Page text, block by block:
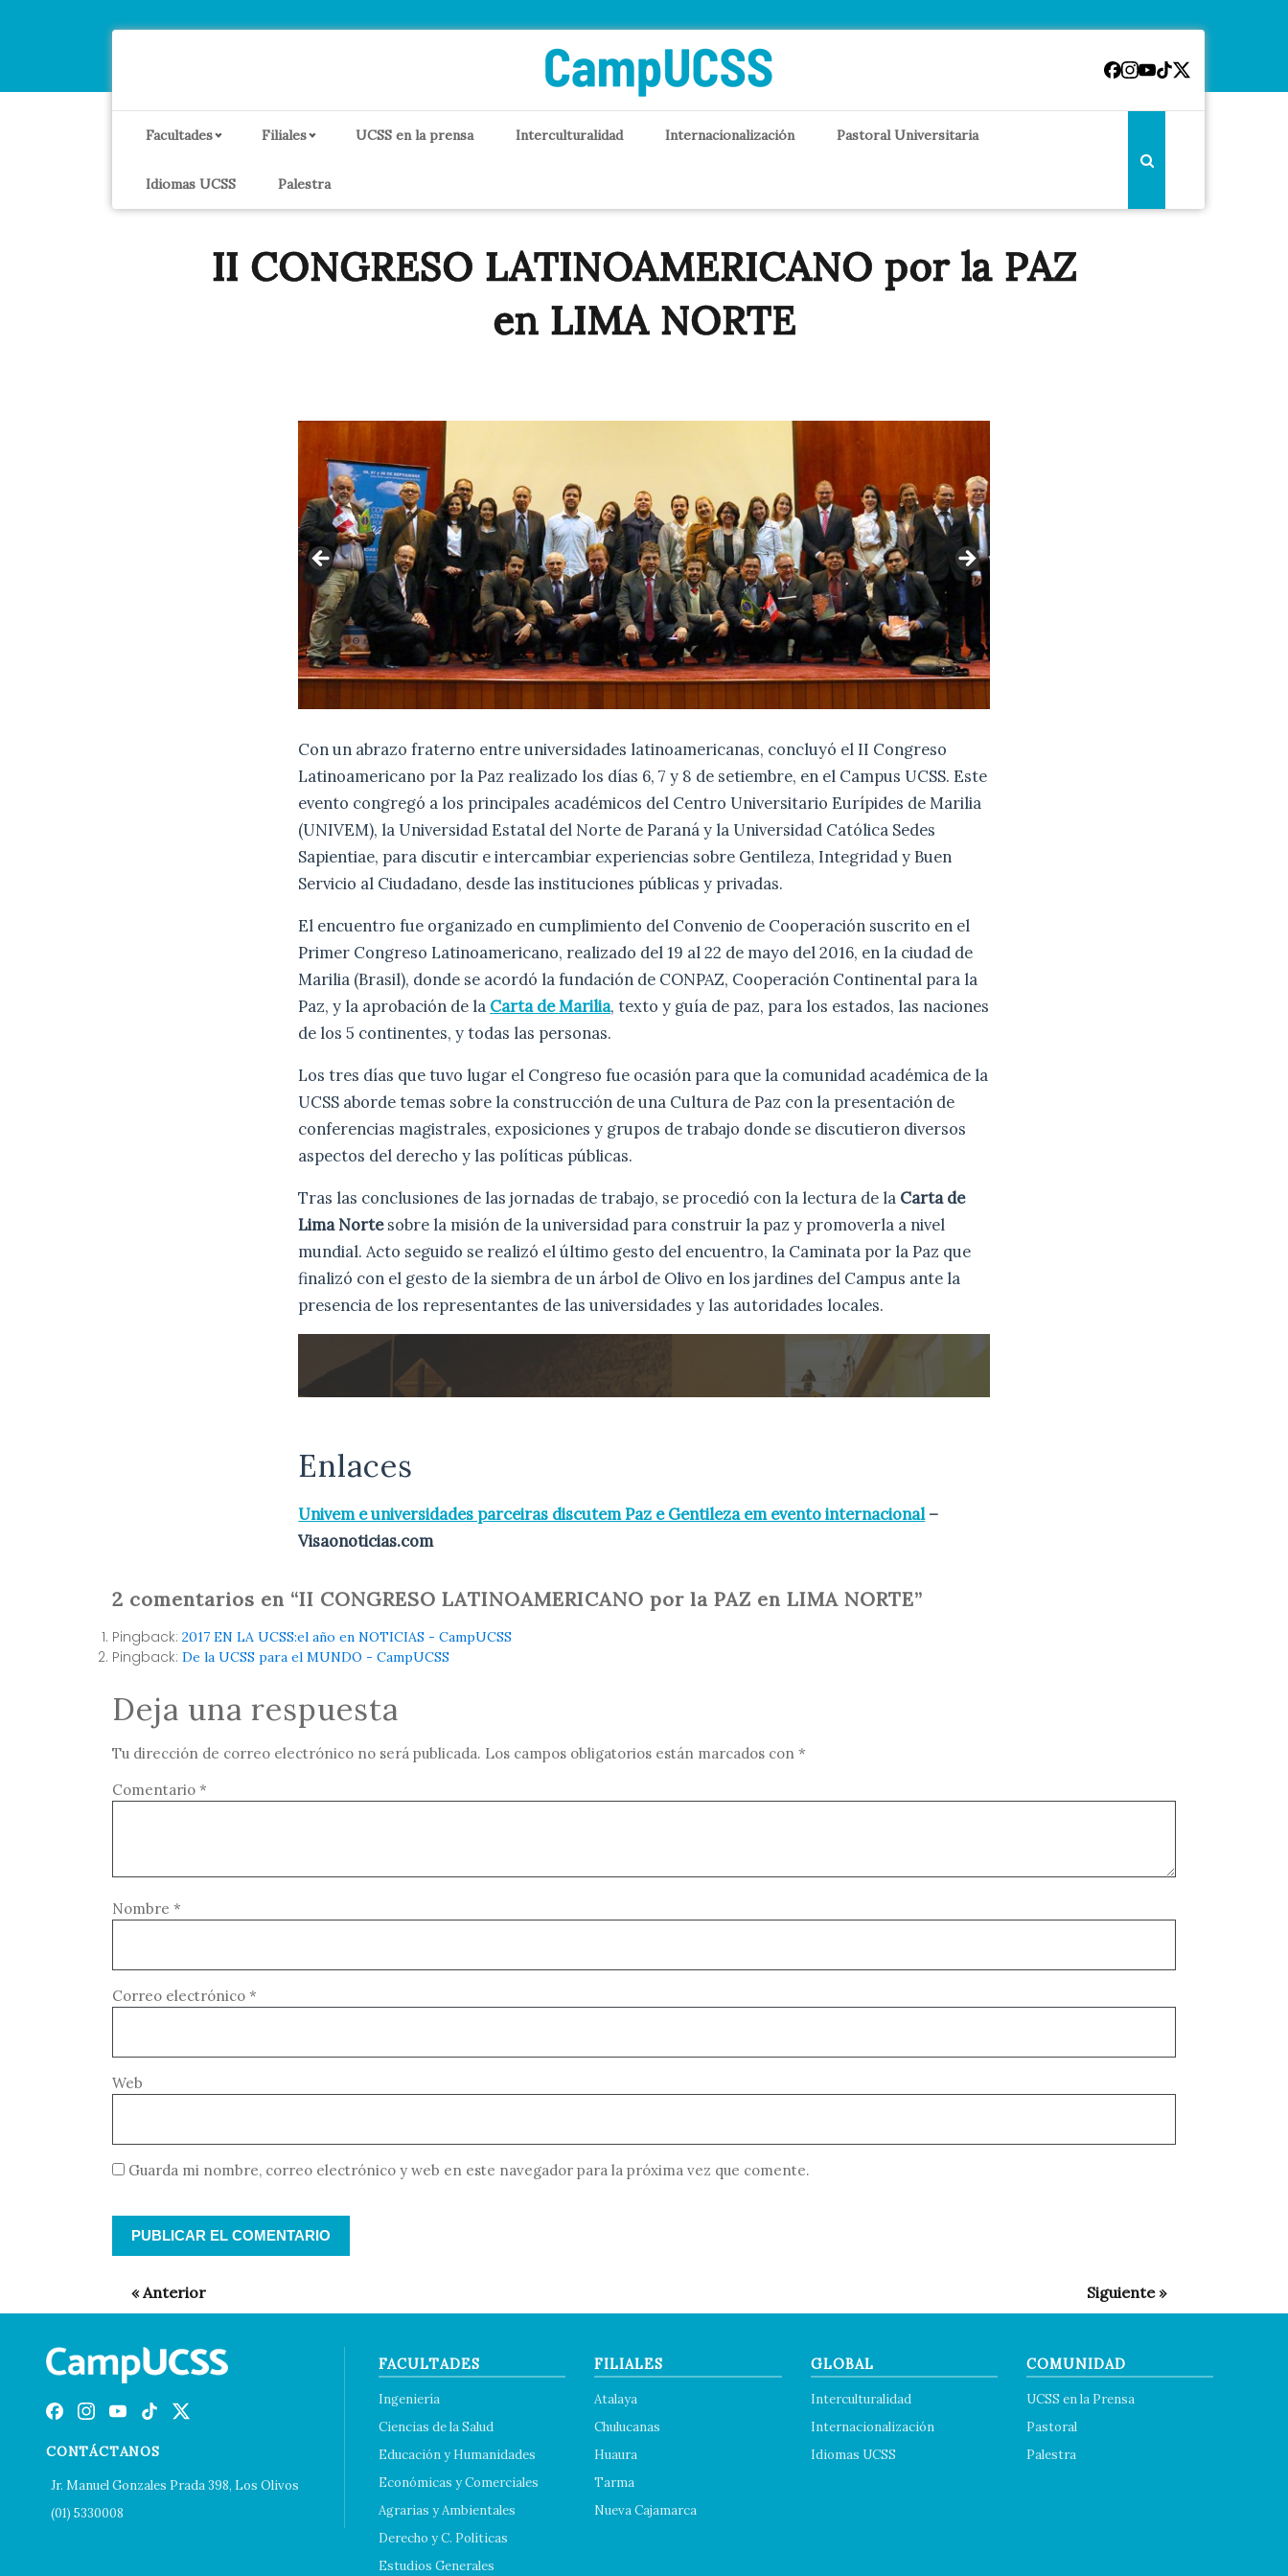
Facultades Filiales UCSS en la prensa Interculturalidad Internacionalización Pastoral Universitaria
Idiomas UCSS Palestra
II CONGRESO LATINOAMERICANO por la PAZ
en LIMA NORTE
Con un abrazo fraterno entre universidades latinoamericanas, concluyó el II Congreso
Latinoamericano por la Paz realizado los días 6, 7 y 8 de setiembre, en el Campus UCSS. Este
evento congregó a los principales académicos del Centro Universitario Eurípides de Marilia
(UNIVEM), la Universidad Estatal del Norte de Paraná y la Universidad Católica Sedes
Sapientiae, para discutir e intercambiar experiencias sobre Gentileza, Integridad y Buen
Servicio al Ciudadano, desde las instituciones públicas y privadas.
El encuentro fue organizado en cumplimiento del Convenio de Cooperación suscrito en el
Primer Congreso Latinoamericano, realizado del 19 al 22 de mayo del 2016, en la ciudad de
Marilia (Brasil), donde se acordó la fundación de CONPAZ, Cooperación Continental para la
Paz, y la aprobación de la Carta de Marilia, texto y guía de paz, para los estados, las naciones
de los 5 continentes, y todas las personas.
Los tres días que tuvo lugar el Congreso fue ocasión para que la comunidad académica de la
UCSS aborde temas sobre la construcción de una Cultura de Paz con la presentación de
conferencias magistrales, exposiciones y grupos de trabajo donde se discutieron diversos
aspectos del derecho y las políticas públicas.
Tras las conclusiones de las jornadas de trabajo, se procedió con la lectura de la Carta de
Lima Nortesobre la misión de la universidad para construir la paz y promoverla a nivel
mundial. Acto seguido se realizó el último gesto del encuentro, la Caminata por la Paz que
finalizó con el gesto de la siembra de un árbol de Olivo en los jardines del Campus ante la
presencia de los representantes de las universidades y las autoridades locales.
Enlaces
Univem e universidades parceiras discutem Paz e Gentileza em evento internacional–
Visaonoticias.com
2 comentarios en “II CONGRESO LATINOAMERICANO por la PAZ en LIMA NORTE”
Pingback: 2017 EN LA UCSS:el año en NOTICIAS - CampUCSS
Pingback: De la UCSS para el MUNDO - CampUCSS
Deja una respuesta
Tu dirección de correo electrónico no será publicada. Los campos obligatorios están marcados con *
Comentario *
Nombre *
Correo electrónico *
Web
Guarda mi nombre, correo electrónico y web en este navegador para la próxima vez que comente.
CONTÁCTANOS
Jr. Manuel Gonzales Prada 398, Los Olivos
(01) 5330008
FACULTADES
Ingeniería
Ciencias de la Salud
Educación y Humanidades
Económicas y Comerciales
Agrarias y Ambientales
Derecho y C. Políticas
Estudios Generales
FILIALES
Atalaya
Chulucanas
Huaura
Tarma
Nueva Cajamarca
GLOBAL
Interculturalidad
Internacionalización
Idiomas UCSS
COMUNIDAD
UCSS en la Prensa
Pastoral
Palestra